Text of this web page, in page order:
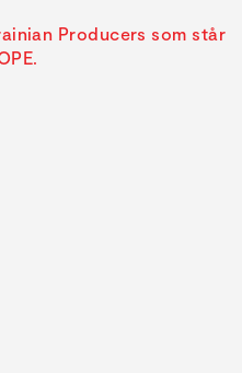
Producers som står